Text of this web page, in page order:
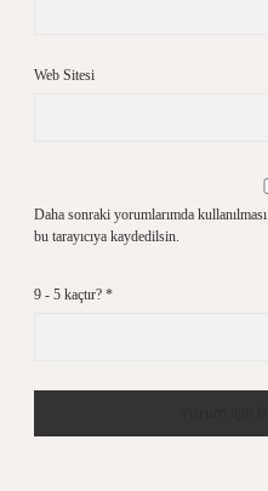
Web Sitesi
Daha sonraki yorumlarımda
bu tarayıcıya kaydedilsin.
9 - 5 kaçtır? *